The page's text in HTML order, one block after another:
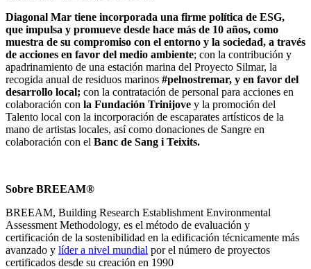
Diagonal Mar tiene incorporada una firme política de ESG,
que impulsa y promueve desde hace más de 10 años, como
muestra de su compromiso con el entorno y la sociedad, a través
de acciones en favor del medio ambiente; con la contribución y
apadrinamiento de una estación marina del Proyecto Silmar, la
recogida anual de residuos marinos #pelnostremar, y en favor del
desarrollo local; con la contratación de personal para acciones en
colaboración con la Fundación Trinijove y la promoción del
Talento local con la incorporación de escaparates artísticos de la
mano de artistas locales, así como donaciones de Sangre en
colaboración con el Banc de Sang i Teixits.
Sobre BREEAM®
BREEAM, Building Research Establishment Environmental
Assessment Methodology, es el método de evaluación y
certificación de la sostenibilidad en la edificación técnicamente más
avanzado y líder a nivel mundial por el número de proyectos
certificados desde su creación en 1990